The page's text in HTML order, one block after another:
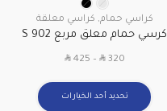
كراسي حمام, كراسي معلقة
كرسي حمام معلق مربع 902 S
SAR320
–
SAR425
تحديد أحد الخيارات